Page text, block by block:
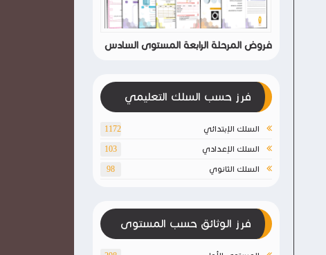
فروض المرحلة الرابعة المستوى السادس
فرز حسب السلك التعليمي
السلك الإبتدائي 1172
السلك الإعدادي 103
السلك الثانوي 98
فرز الوثائق حسب المستوى